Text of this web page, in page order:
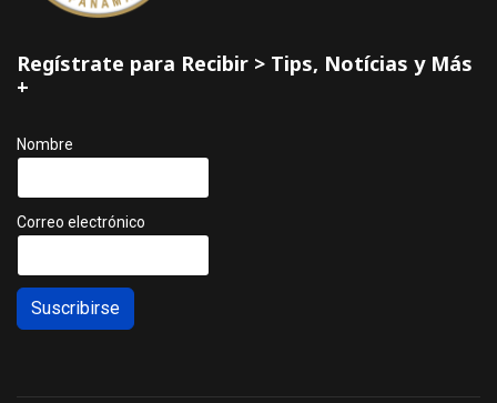
Regístrate para Recibir > Tips, Notícias y Más
+
Nombre
Correo electrónico
Suscribirse